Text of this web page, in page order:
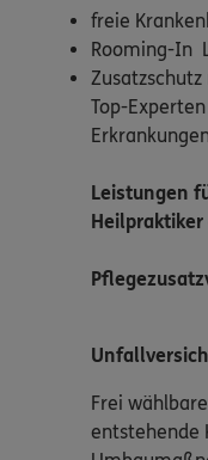
freie
Rooming-In
Top-
Leistungen
Frei
entstehende